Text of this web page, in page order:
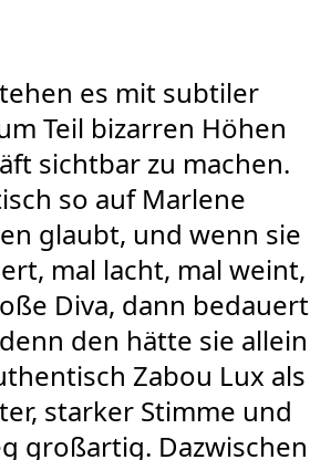
es mit subtiler
Teil bizarren Höhen
sichtbar zu machen.
so auf Marlene
glaubt, und wenn sie
mal lacht, mal weint,
Diva, dann bedauert
den hätte sie allein
Zabou Lux als
starker Stimme und
großartig. Dazwischen